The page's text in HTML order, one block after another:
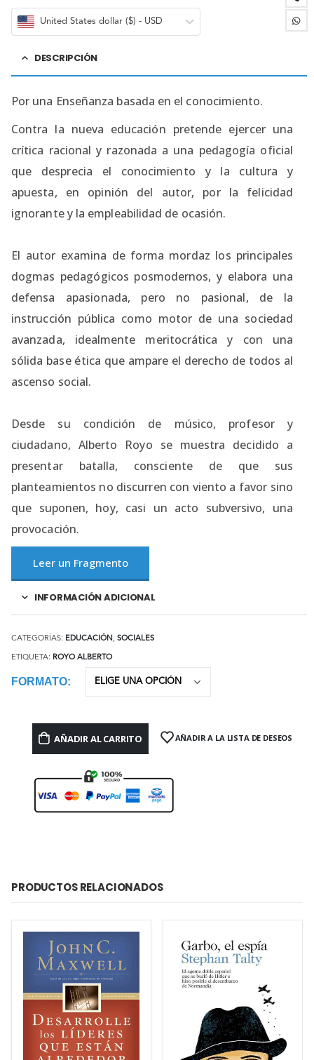
United States dollar ($) - USD
DESCRIPCIÓN
Por una Enseñanza basada en el conocimiento.
Contra la nueva educación pretende ejercer una
crítica racional y razonada a una pedagogía oficial
que desprecia el conocimiento y la cultura y
apuesta, en opinión del autor, por la felicidad
ignorante y la empleabilidad de ocasión.
El autor examina de forma mordaz los principales
dogmas pedagógicos posmodernos, y elabora una
defensa apasionada, pero no pasional, de la
instrucción pública como motor de una sociedad
avanzada, idealmente meritocrática y con una
sólida base ética que ampare el derecho de todos al
ascenso social.
Desde su condición de músico, profesor y
ciudadano, Alberto Royo se muestra decidido a
presentar batalla, consciente de que sus
planteamientos no discurren con viento a favor sino
que suponen, hoy, casi un acto subversivo, una
provocación.
Leer un Fragmento
INFORMACIÓN ADICIONAL
CATEGORÍAS: EDUCACIÓN, SOCIALES
ETIQUETA: ROYO ALBERTO
FORMATO
AÑADIR AL CARRITO AÑADIR A LA LISTA DE DESEOS
PRODUCTOS RELACIONADOS